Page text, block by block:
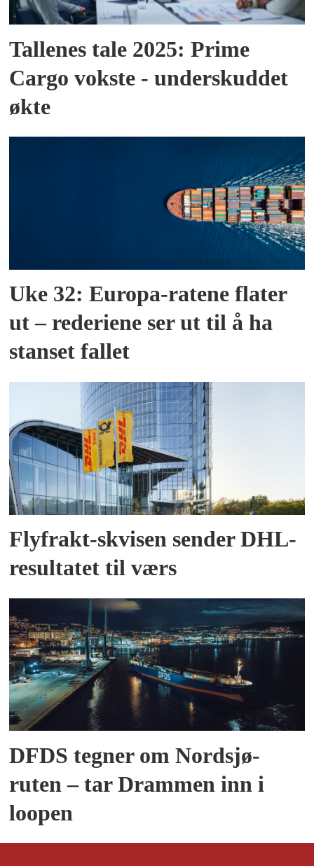
Tallenes tale 2025: Prime
Cargo vokste - underskuddet
økte
Uke 32: Europa-ratene flater
ut – rederiene ser ut til å ha
stanset fallet
Flyfrakt-skvisen sender DHL-
resultatet til værs
DFDS tegner om Nordsjø-
ruten – tar Drammen inn i
loopen